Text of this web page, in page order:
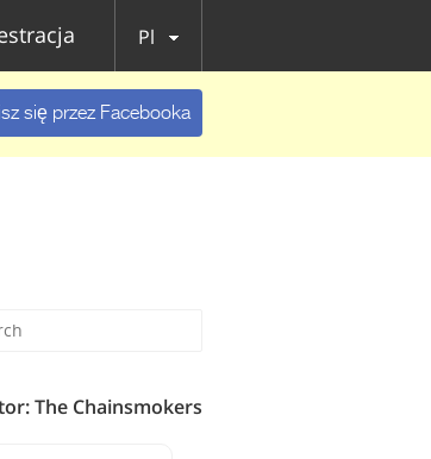
Pl
się przez Facebooka
The Chainsmokers